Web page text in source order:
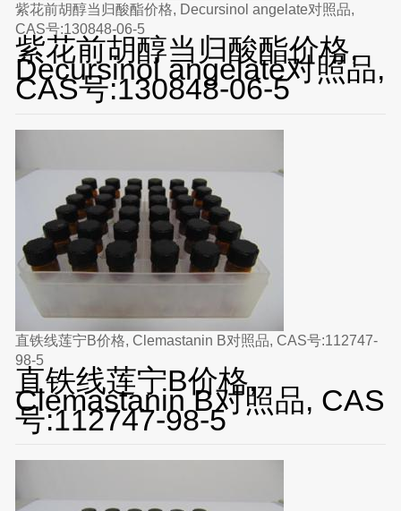
紫花前胡醇当归酸酯价格, Decursinol angelate对照品,
CAS号:130848-06-5
紫花前胡醇当归酸酯价格,
Decursinol angelate对照品,
CAS号:130848-06-5
直铁线莲宁B价格, Clemastanin B对照品, CAS号:112747-
98-5
直铁线莲宁B价格,
Clemastanin B对照品, CAS
号:112747-98-5